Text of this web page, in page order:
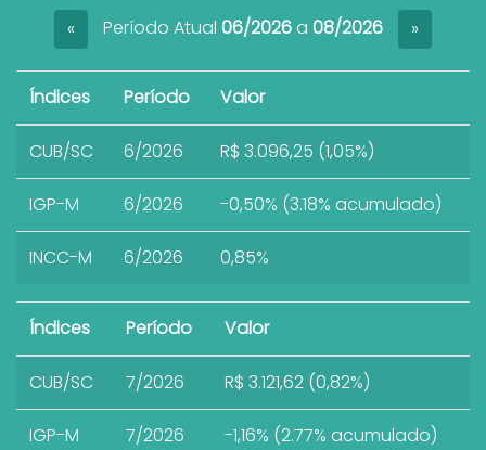
« Período Atual 06/2026a 08/2026 »
Índices Período Valor
CUB/SC 6/2026 R$ 3.096,25 (1,05%)
IGP-M 6/2026 -0,50% (3.18% acumulado)
INCC-M 6/2026 0,85%
Índices Período Valor
CUB/SC 7/2026 R$ 3.121,62 (0,82%)
IGP-M 7/2026 -1,16% (2.77% acumulado)